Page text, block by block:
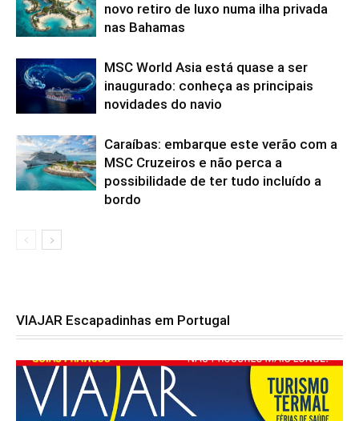
novo retiro de luxo numa ilha privada
nas Bahamas
MSC World Asia está quase a ser
inaugurado: conheça as principais
novidades do navio
Caraíbas: embarque este verão com a
MSC Cruzeiros e não perca a
possibilidade de ter tudo incluído a
bordo
VIAJAR Escapadinhas em Portugal